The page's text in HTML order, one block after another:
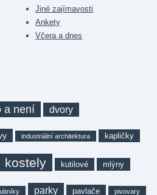
Jiné zajímavosti
Ankety
Včera a dnes
a není dvory
industriální architektura kapličky
kostely kutilové mlýny
parky pavlače pivovary